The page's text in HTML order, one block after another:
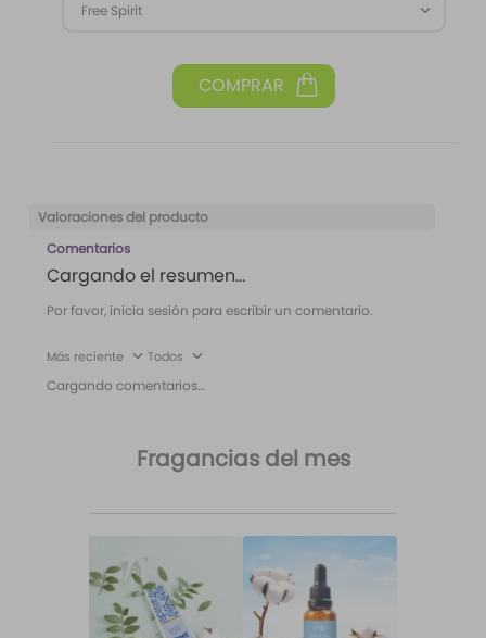
Free Spirit
Valoraciones del producto
Comentarios
Cargando el resumen…
Por favor, inicia sesión para escribir un comentario.
Más reciente Todos
Cargando comentarios…
Fragancias del mes